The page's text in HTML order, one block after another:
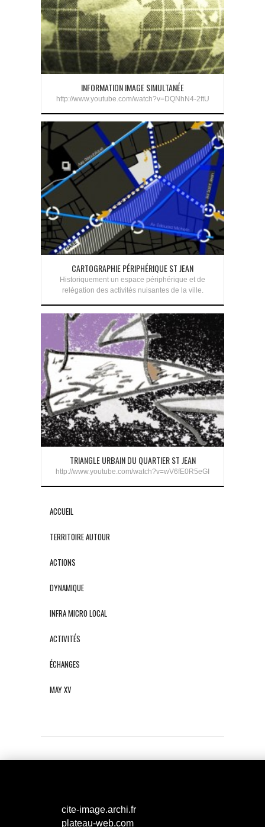
INFORMATION IMAGE SIMULTANÉE
http://www.youtube.com/watch?v=DQNhN4-2ftU
CARTOGRAPHIE PÉRIPHÉRIQUE ST JEAN
Historiquement un espace périphérique et de
relégation des activités nuisantes de la ville.
TRIANGLE URBAIN DU QUARTIER ST JEAN
http://www.youtube.com/watch?v=wV6fE0R5eGI
ACCUEIL
TERRITOIRE AUTOUR
ACTIONS
DYNAMIQUE
INFRA MICRO LOCAL
ACTIVITÉS
ÉCHANGES
MAY XV
cite-image.archi.fr
plateau-web.com